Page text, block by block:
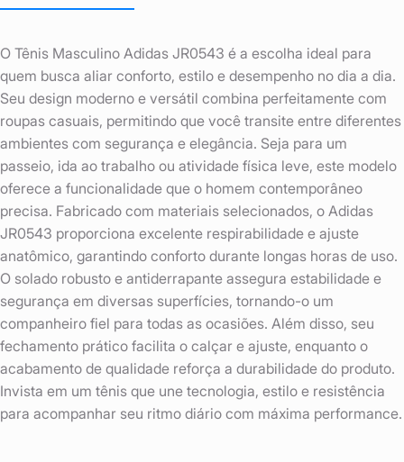
O Tênis Masculino Adidas JR0543 é a escolha ideal para
quem busca aliar conforto, estilo e desempenho no dia a dia.
Seu design moderno e versátil combina perfeitamente com
roupas casuais, permitindo que você transite entre diferentes
ambientes com segurança e elegância. Seja para um
passeio, ida ao trabalho ou atividade física leve, este modelo
oferece a funcionalidade que o homem contemporâneo
precisa. Fabricado com materiais selecionados, o Adidas
JR0543 proporciona excelente respirabilidade e ajuste
anatômico, garantindo conforto durante longas horas de uso.
O solado robusto e antiderrapante assegura estabilidade e
segurança em diversas superfícies, tornando-o um
companheiro fiel para todas as ocasiões. Além disso, seu
fechamento prático facilita o calçar e ajuste, enquanto o
acabamento de qualidade reforça a durabilidade do produto.
Invista em um tênis que une tecnologia, estilo e resistência
para acompanhar seu ritmo diário com máxima performance.